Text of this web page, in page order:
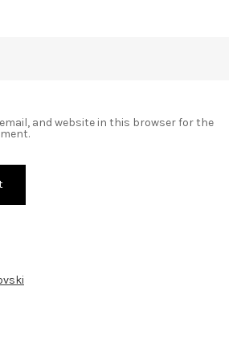
email, and website in this browser for the